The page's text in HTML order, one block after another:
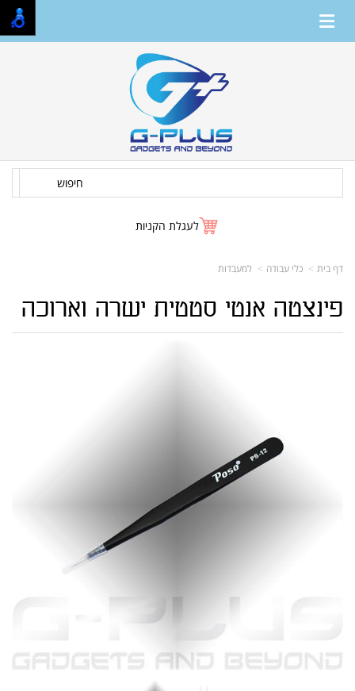
חיפוש
לעגלת הקניות
דף בית כלי עבודה למעבדות
פינצטה אנטי סטטית ישרה וארוכה